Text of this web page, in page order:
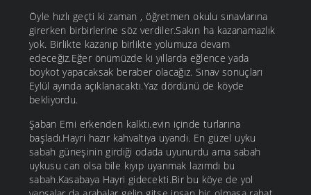
Öyle hızlı geçti ki zaman , öğretmen okulu sınavlarına
girerken birbirlerine söz verdiler.Sakın ha kazanamazlık
yok. Birlikte kazanıp birlikte yolumuza devam
edeceğiz.Eğer önümüzde ki yıllarda eğlence yada
boykot yapacaksak beraber olacağız. Sınav sonuçları
Eylül ayında açıklanacaktı.Yaz dördünü de köyde
bekliyordu.
Şaban Emi erkenden kalktı.evin içinde turlarına
başladı.Hayri hazır kahvaltıya uyandı. En güzel uyku
sabah güneşinin girdiği odada uyunurdu ama sabah
uykusu can olsa bile kıyıp uyanmak lazımdı bu
sabah.Kasabaya Hayri gidecekti.Bir bu köye de yol